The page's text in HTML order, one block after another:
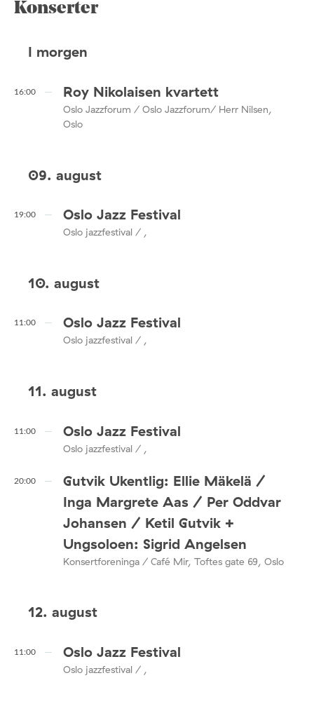
Konserter
I morgen
16:00 Roy Nikolaisen kvartett
Oslo Jazzforum / Oslo Jazzforum/ Herr Nilsen,
Oslo
09. august
19:00 Oslo Jazz Festival
Oslo jazzfestival / ,
10. august
11:00 Oslo Jazz Festival
Oslo jazzfestival / ,
11. august
11:00 Oslo Jazz Festival
Oslo jazzfestival / ,
20:00
Gutvik Ukentlig: Ellie Mäkelä /
Inga Margrete Aas / Per Oddvar
Johansen / Ketil Gutvik +
Ungsoloen: Sigrid Angelsen
Konsertforeninga / Café Mir, Toftes gate 69, Oslo
12. august
11:00 Oslo Jazz Festival
Oslo jazzfestival / ,